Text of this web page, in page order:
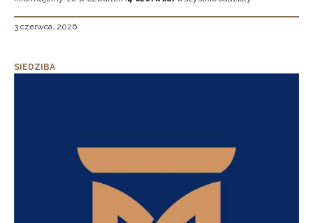
3 czerwca, 2026
SIEDZIBA